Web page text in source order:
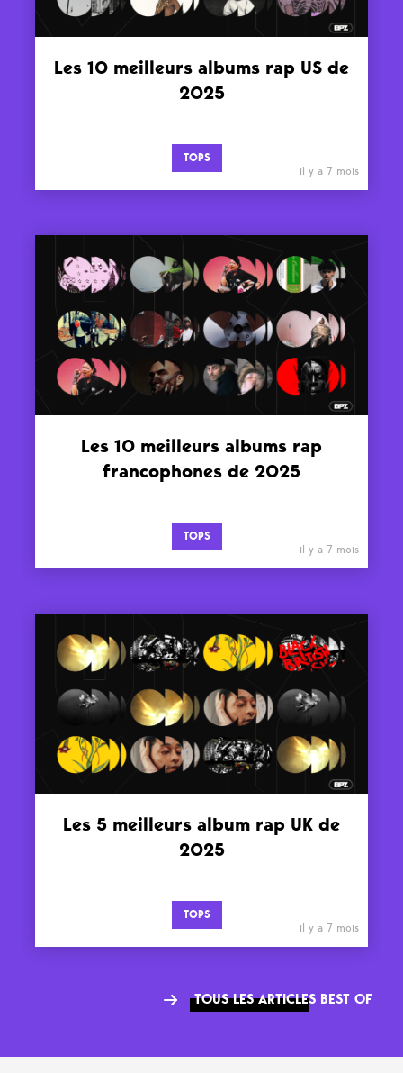
Les 10 meilleurs albums rap US de
2025
TOPS
il y a 7 mois
Les 10 meilleurs albums rap
francophones de 2025
TOPS
il y a 7 mois
Les 5 meilleurs album rap UK de
2025
TOPS
il y a 7 mois
TOUS LES ARTICLES BEST OF